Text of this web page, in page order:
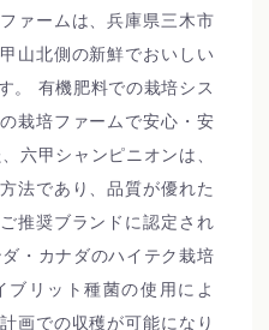
ァームは、兵庫県三木市
山北側の新鮮でおいしい
。 有機肥料での栽培シス
栽培ファームで安心・安
六甲シャンピニオンは、
法であり、品質が優れた
推奨ブランドに認定され
・カナダのハイテク栽培
リット種菌の使用によ
画での収穫が可能になり